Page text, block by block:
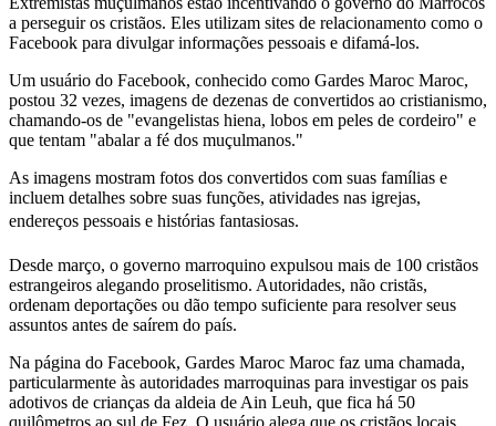
a perseguir os cristãos. Eles utilizam sites de relacionamento como o
Facebook para divulgar informações pessoais e difamá-los.
Um usuário do Facebook, conhecido como Gardes Maroc Maroc,
postou 32 vezes, imagens de dezenas de convertidos ao cristianismo,
chamando-os de "evangelistas hiena, lobos em peles de cordeiro" e
que tentam "abalar a fé dos muçulmanos."
As imagens mostram fotos dos convertidos com suas famílias e
incluem detalhes sobre suas funções, atividades nas igrejas,
endereços pessoais e histórias fantasiosas.
Desde março, o governo marroquino expulsou mais de 100 cristãos
estrangeiros alegando proselitismo. Autoridades, não cristãs,
ordenam deportações ou dão tempo suficiente para resolver seus
assuntos antes de saírem do país.
Na página do Facebook, Gardes Maroc Maroc faz uma chamada,
particularmente às autoridades marroquinas para investigar os pais
adotivos de crianças da aldeia de Ain Leuh, que fica há 50
quilômetros ao sul de Fez. O usuário alega que os cristãos locais,